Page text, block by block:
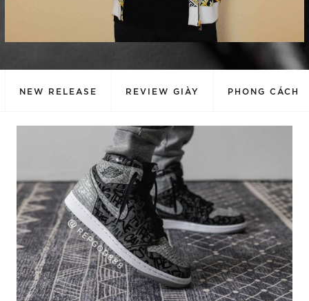
NEW RELEASE REVIEW GIÀY PHONG CÁCH